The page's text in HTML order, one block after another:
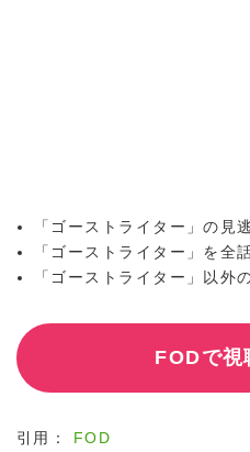
「ゴーストライター」の見
「ゴーストライター」を全
「ゴーストライター」以外
FODで
引用： FOD